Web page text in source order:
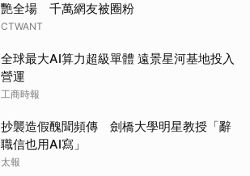
艷全場 千萬網友被圈粉
CTWANT
全球最大AI算力超級單體 遠景星河基地投入
營運
工商時報
抄襲造假醜聞頻傳 劍橋大學明星教授「辭
職信也用AI寫」
太報